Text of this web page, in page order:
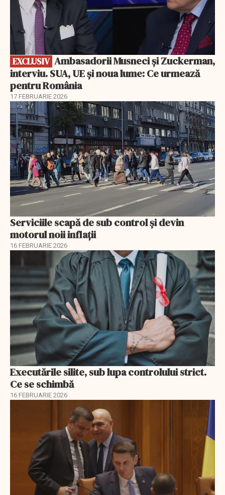
EXCLUSIV
interviu. SUA, UE și noua lume: Ce urmează
pentru România
17 FEBRUARIE 2026
Serviciile scapă de sub control și devin
motorul noii inflații
16 FEBRUARIE 2026
Executările silite, sub lupa controlului strict.
Ce se schimbă
16 FEBRUARIE 2026